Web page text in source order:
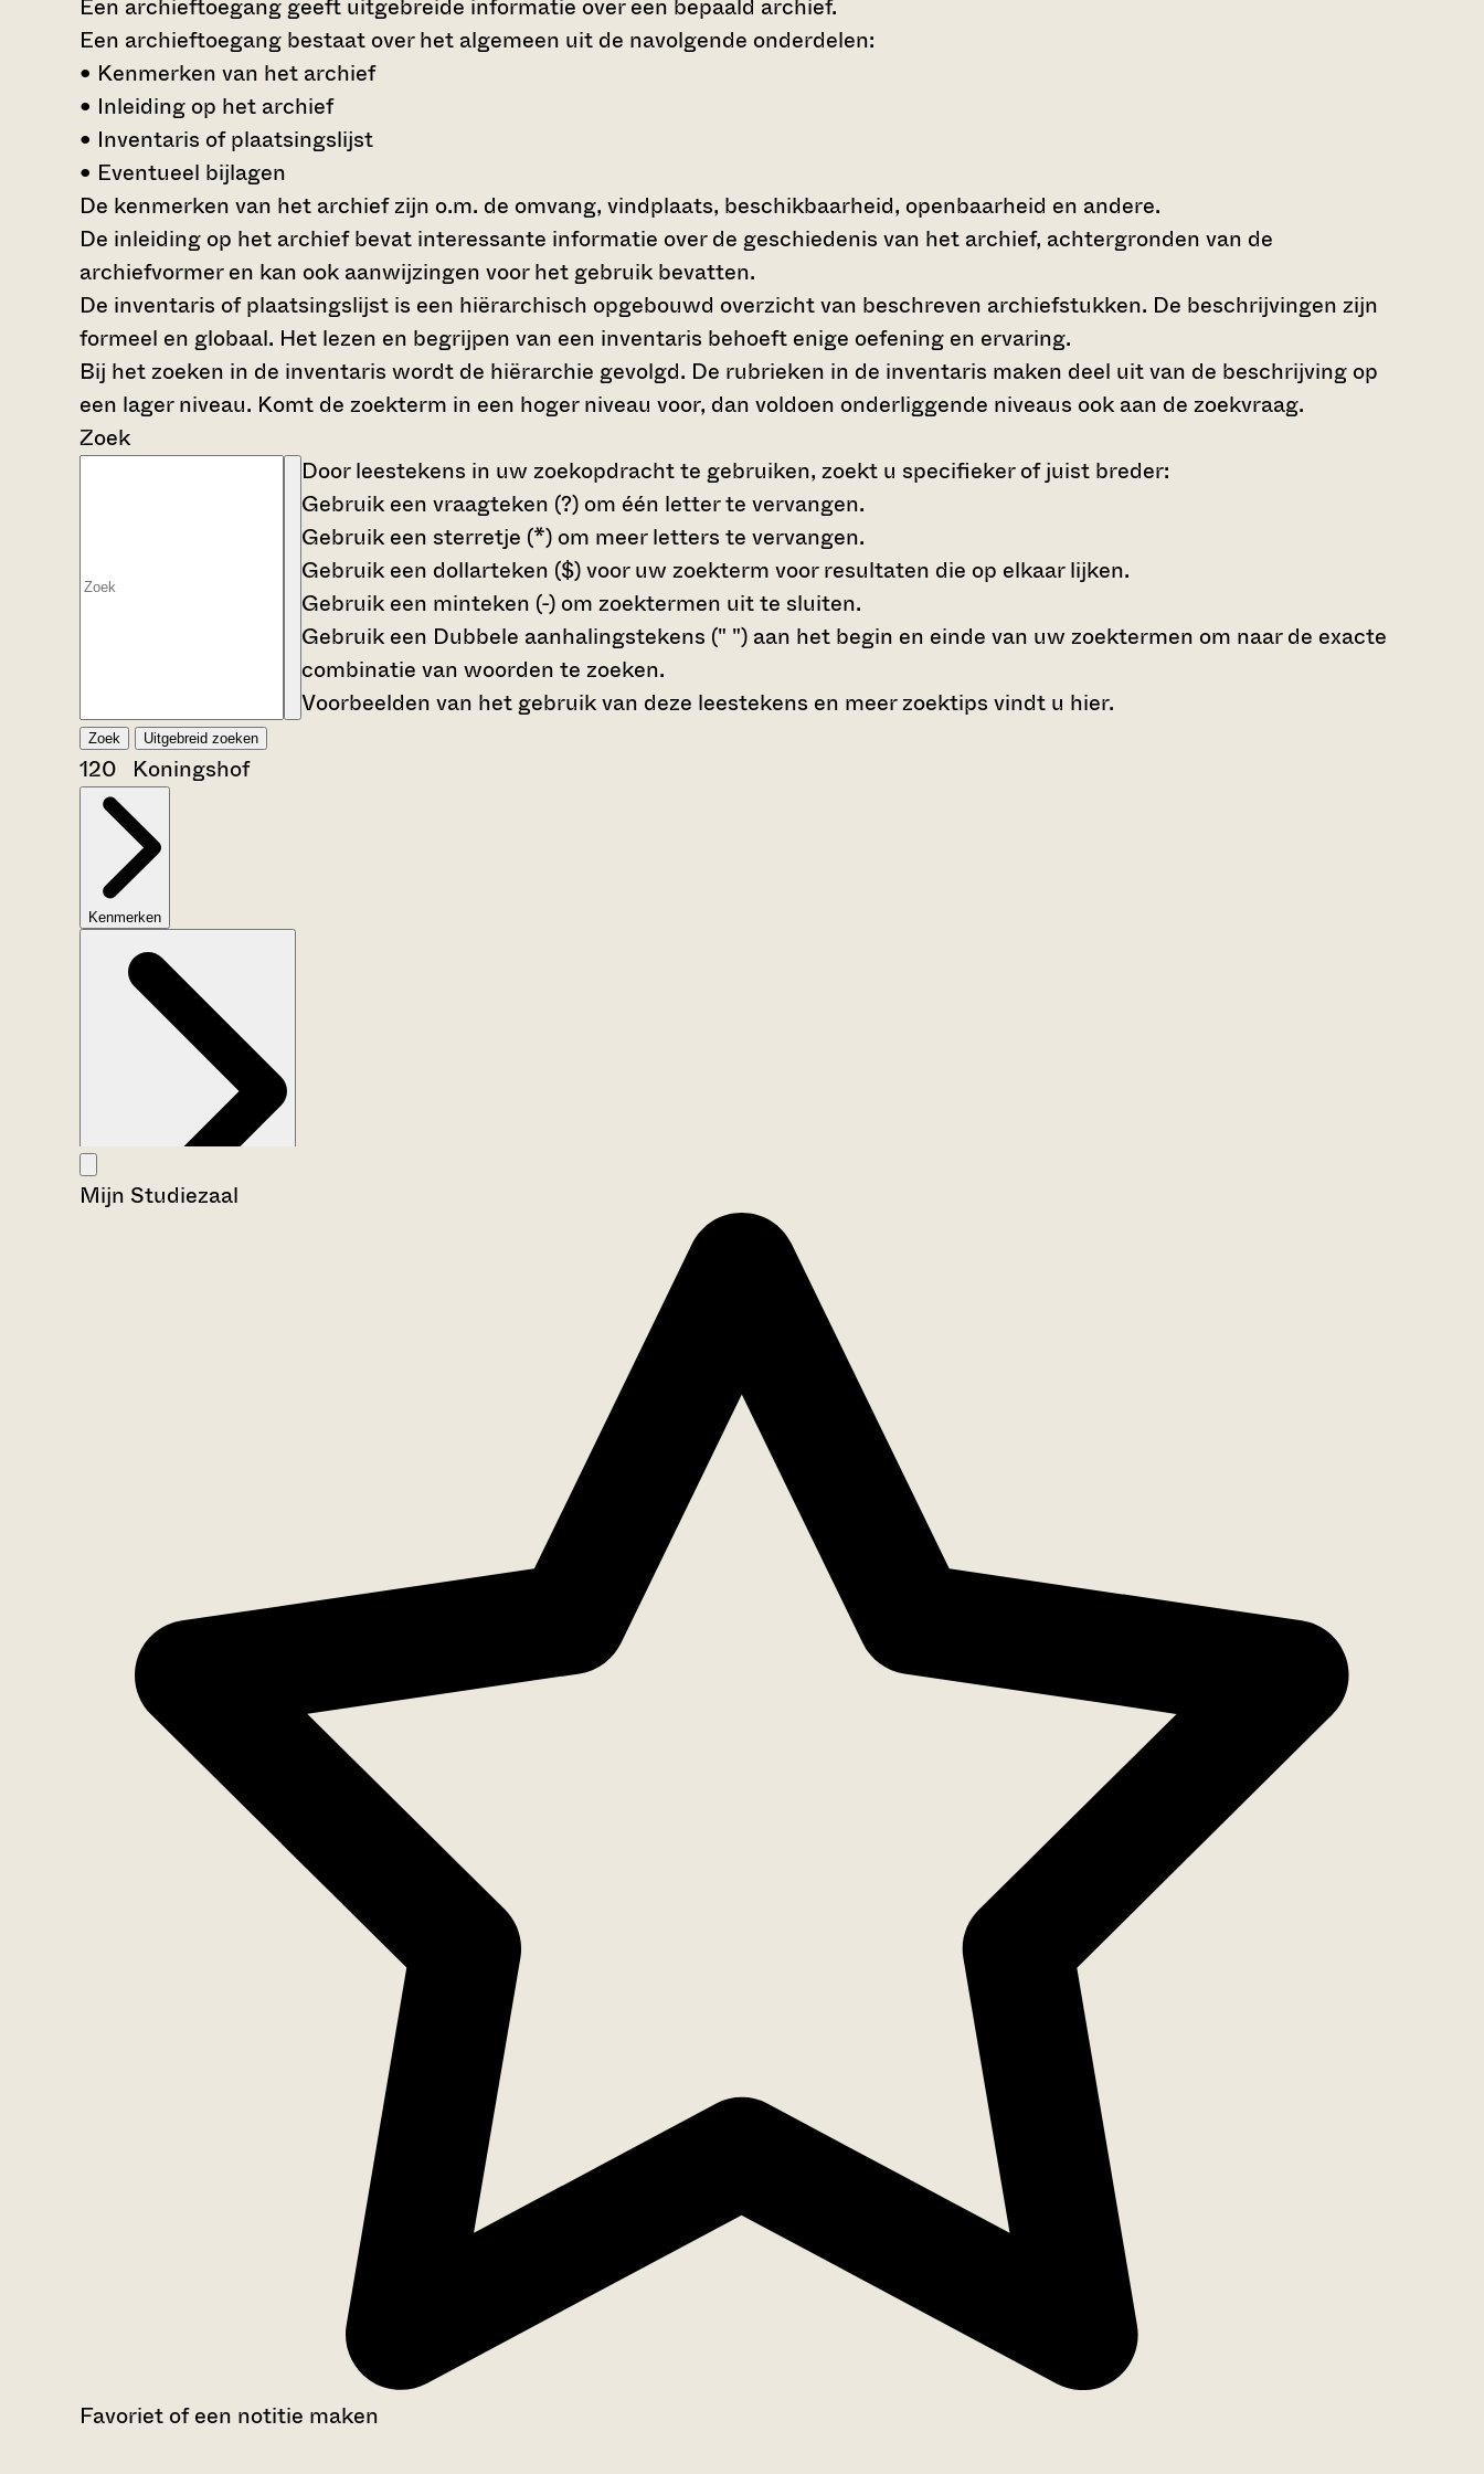
Een archieftoegang geeft uitgebreide informatie over een bepaald archief.
Een archieftoegang bestaat over het algemeen uit de navolgende onderdelen:
• Kenmerken van het archief
• Inleiding op het archief
• Inventaris of plaatsingslijst
• Eventueel bijlagen
De kenmerken van het archief zijn o.m. de omvang, vindplaats, beschikbaarheid, openbaarheid en andere.
De inleiding op het archief bevat interessante informatie over de geschiedenis van het archief, achtergronden van de
archiefvormer en kan ook aanwijzingen voor het gebruik bevatten.
De inventaris of plaatsingslijst is een hiërarchisch opgebouwd overzicht van beschreven archiefstukken. De beschrijvingen zijn
formeel en globaal. Het lezen en begrijpen van een inventaris behoeft enige oefening en ervaring.
Bij het zoeken in de inventaris wordt de hiërarchie gevolgd. De rubrieken in de inventaris maken deel uit van de beschrijving op
een lager niveau. Komt de zoekterm in een hoger niveau voor, dan voldoen onderliggende niveaus ook aan de zoekvraag.
Zoek
Door leestekens in uw zoekopdracht te gebruiken, zoekt u specifieker of juist breder:
Gebruik een vraagteken (?) om één letter te vervangen.
Gebruik een sterretje (*) om meer letters te vervangen.
Gebruik een dollarteken ($)voor uw zoekterm voor resultaten die op elkaar lijken.
Gebruik een minteken (-) om zoektermen uit te sluiten.
Gebruik een Dubbele aanhalingstekens (" ") aan het begin en einde van uw zoektermen om naar de exacte
combinatie van woorden te zoeken.
Voorbeelden van het gebruik van deze leestekens en meer zoektips vindt u hier.
Zoek Uitgebreid zoeken
120 Koningshof
Kenmerken
Mijn Studiezaal
Favoriet of een notitie maken